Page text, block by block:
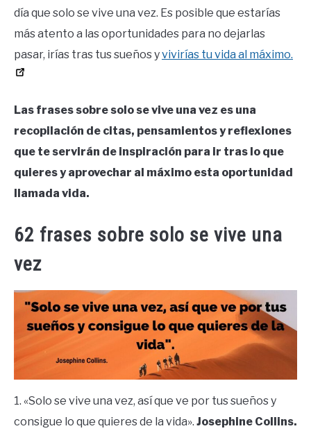
día que solo se vive una vez. Es posible que estarías
más atento a las oportunidades para no dejarlas
pasar, irías tras tus sueños yvivirías tu vida al máximo.
Las frases sobre solo se vive una vez es una
recopilación de citas, pensamientos y reflexiones
que te servirán de inspiración para ir tras lo que
quieres y aprovechar al máximo esta oportunidad
llamada vida.
62 frases sobre solo se vive una
vez
1. «Solo se vive una vez, así que ve por tus sueños y
consigue lo que quieres de la vida». Josephine Collins.